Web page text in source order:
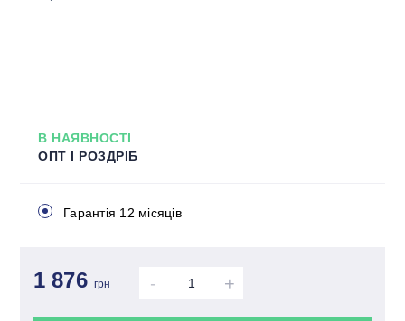
В НАЯВНОСТІ
ОПТ І РОЗДРІБ
Гарантія 12 місяців
1 876 грн - +